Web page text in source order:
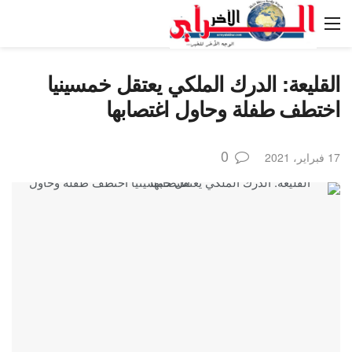
القليعة: الدرك الملكي يعتقل خمسينيا
اختطف طفلة وحاول اغتصابها
17 فبراير، 2021 0